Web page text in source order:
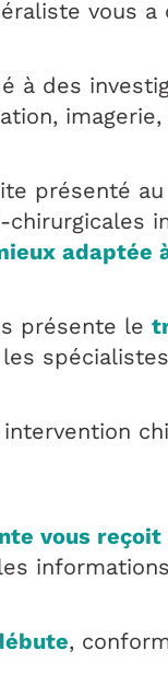
vous a
à des
présenté au
adaptée
présente le
intervention
vous reçoit
,